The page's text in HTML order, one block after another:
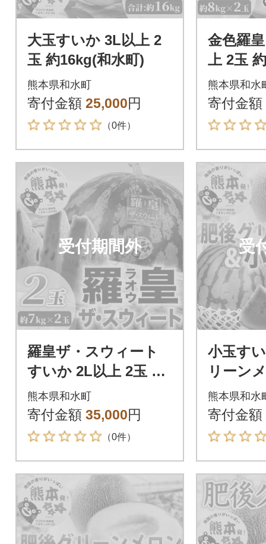
大玉すいか 3L以上 2
玉 約16kg(和水町)
熊本県和水町
寄付金額 25,000円
（0件）
金色羅
上 2玉
熊本県和水
寄付金額
受付期間外
羅皇ザ・スウィート
すいか 2L以上 2玉 約
14kg(和水町)
熊本県和水町
寄付金額 35,000円
（0件）
受
小玉す
リーン
べ 合計
類)約
熊本県和水
寄付金額